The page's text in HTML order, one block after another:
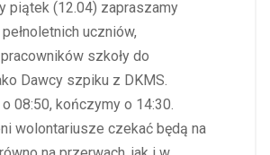
piątek (12.04) zapraszamy
uczniów,
szkoły do
Dawcy szpiku z DKMS.
08:50, kończymy o 14:30.
wolontariusze czekać będą na